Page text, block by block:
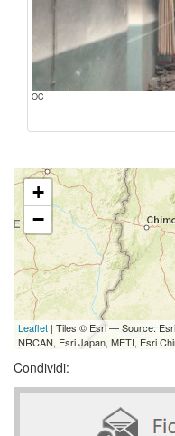
OC
+
−
Leaflet | Tiles © Esri — Source:
NRCAN, Esri Japan, METI, Esri
Condividi: